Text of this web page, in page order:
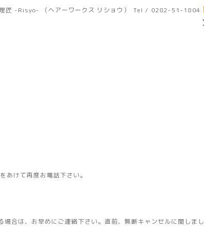
匠 -Risyo- （ヘアーワークス リショウ） Tel / 0282-51-1804
けて再度お電話下さい。
合は、お早めにご連絡下さい。直前、無断キャンセルに関しまし